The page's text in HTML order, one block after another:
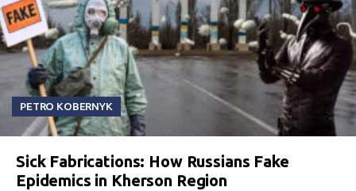
PETRO KOBERNYK
Sick Fabrications: How Russians Fake
Epidemics in Kherson Region